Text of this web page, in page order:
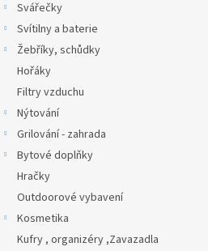
Svářečky
Svítilny a baterie
Žebříky, schůdky
Hořáky
Filtry vzduchu
Nýtování
Grilování - zahrada
Bytové doplňky
Hračky
Outdoorové vybavení
Kosmetika
Kufry , organizéry ,Zavazadla